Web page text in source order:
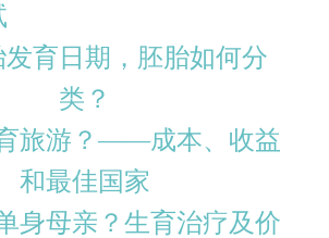
育日期，胚胎如何分
类？
旅游？——成本、收益
和最佳国家
身母亲？生育治疗及价